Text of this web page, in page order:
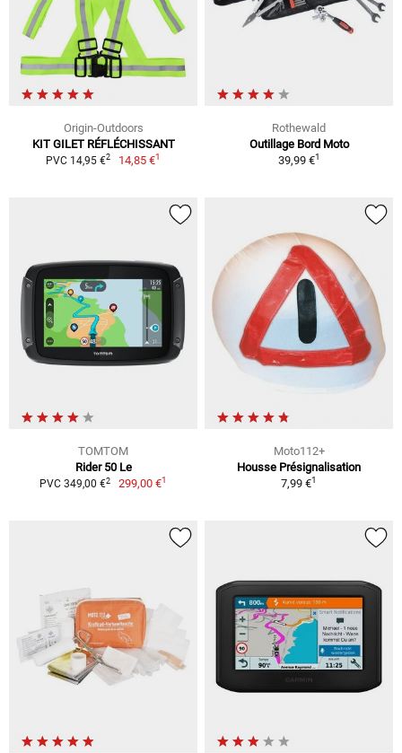
Origin-Outdoors
KIT GILET RÉFLÉCHISSANT
PVC 14,95 €2 14,85 €1
Rothewald
Outillage Bord Moto
39,99 €1
TOMTOM
Rider 50 Le
PVC 349,00 €2 299,00 €1
Moto112+
Housse Présignalisation
7,99 €1